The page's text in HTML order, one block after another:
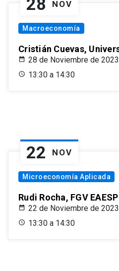
28 NOV
Macroeconomía
Cristián Cuevas,
28 de Noviembre de 2023
13:30 a 14:30
22 NOV
Microeconomía Aplicada
Rudi Rocha, FGV EAESP
22 de Noviembre de 2023
13:30 a 14:30